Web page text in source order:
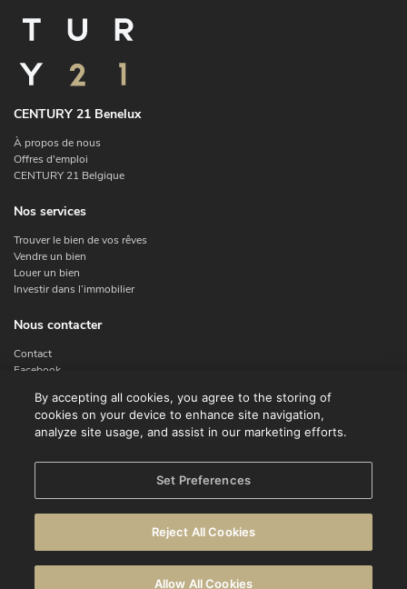
CENTURY 21 Benelux
À propos de nous
Offres d'emploi
CENTURY 21 Belgique
Nos services
Trouver le bien de vos rêves
Vendre un bien
Louer un bien
Investir dans l’immobilier
Nous contacter
Contact
Facebook
Linkedin
Conditions d'utilisation
Déclaration de confidentialité
Politique en matière de cookies
By accepting all cookies, you agree to the storing of
cookies on your device to enhance site navigation,
analyze site usage, and assist in our marketing efforts.
Set Preferences
Reject All Cookies
Allow All Cookies